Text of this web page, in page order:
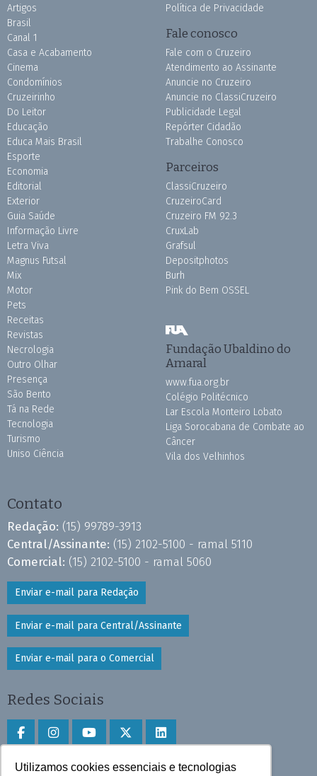
Utilizamos cookies essenciais e tecnologias
Artigos
Brasil
Canal 1
Casa e Acabamento
Cinema
Condomínios
Cruzeirinho
Do Leitor
Educação
Educa Mais Brasil
Esporte
Economia
Editorial
Exterior
Guia Saúde
Informação Livre
Letra Viva
Magnus Futsal
Mix
Motor
Pets
Receitas
Revistas
Necrologia
Outro Olhar
Presença
São Bento
Tá na Rede
Tecnologia
Turismo
Uniso Ciência
Política de Privacidade
Fale conosco
Fale com o Cruzeiro
Atendimento ao Assinante
Anuncie no Cruzeiro
Anuncie no ClassiCruzeiro
Publicidade Legal
Repórter Cidadão
Trabalhe Conosco
Parceiros
ClassiCruzeiro
CruzeiroCard
Cruzeiro FM 92.3
CruxLab
Grafsul
Depositphotos
Burh
Pink do Bem OSSEL
Fundação Ubaldino do
Amaral
www.fua.org.br
Colégio Politécnico
Lar Escola Monteiro Lobato
Liga Sorocabana de Combate ao
Câncer
Vila dos Velhinhos
Contato
Redação: (15) 99789-3913
Central/Assinante: (15) 2102-5100 - ramal 5110
Comercial: (15) 2102-5100 - ramal 5060
Enviar e-mail para Redação
Enviar e-mail para Central/Assinante
Enviar e-mail para o Comercial
Redes Sociais